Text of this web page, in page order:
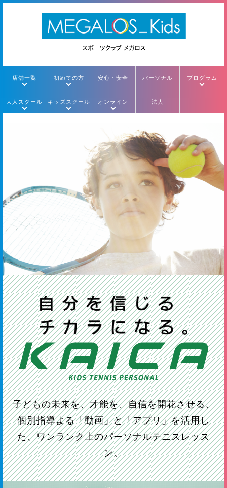
店舗一覧 初めての方 安心・安全 パーソナル プログラム
大人スクール キッズスクール オンライン 法人
子どもの未来を、才能を、自信を開花させる、
個別指導よる「動画」と「アプリ」を活用し
た、ワンランク上のパーソナルテニスレッス
ン。